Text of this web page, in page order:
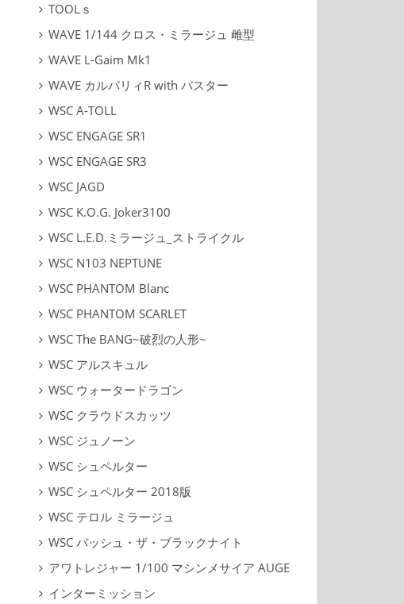
TOOLｓ
WAVE 1/144 クロス・ミラージュ 雌型
WAVE L-Gaim Mk1
WAVE カルバリィR with バスター
WSC A-TOLL
WSC ENGAGE SR1
WSC ENGAGE SR3
WSC JAGD
WSC K.O.G. Joker3100
WSC L.E.D.ミラージュ_ストライクル
WSC N103 NEPTUNE
WSC PHANTOM Blanc
WSC PHANTOM SCARLET
WSC The BANG~破烈の人形~
WSC アルスキュル
WSC ウォータードラゴン
WSC クラウドスカッツ
WSC ジュノーン
WSC シュペルター
WSC シュペルター 2018版
WSC テロル ミラージュ
WSC バッシュ・ザ・ブラックナイト
アワトレジャー 1/100 マシンメサイア AUGE
インターミッション